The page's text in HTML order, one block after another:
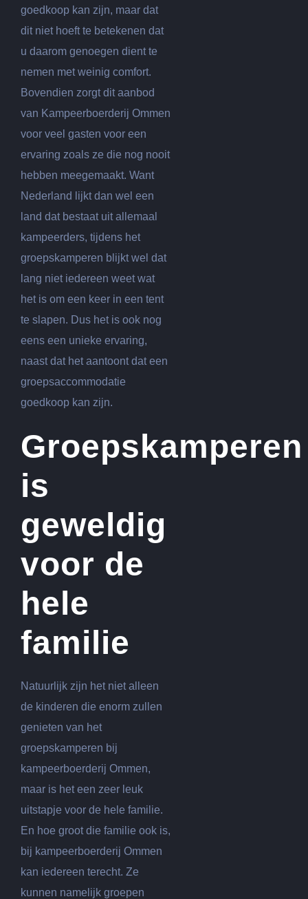
goedkoop kan zijn, maar dat
dit niet hoeft te betekenen dat
u daarom genoegen dient te
nemen met weinig comfort.
Bovendien zorgt dit aanbod
van Kampeerboerderij Ommen
voor veel gasten voor een
ervaring zoals ze die nog nooit
hebben meegemaakt. Want
Nederland lijkt dan wel een
land dat bestaat uit allemaal
kampeerders, tijdens het
groepskamperen blijkt wel dat
lang niet iedereen weet wat
het is om een keer in een tent
te slapen. Dus het is ook nog
eens een unieke ervaring,
naast dat het aantoont dat een
groepsaccommodatie
goedkoop kan zijn.
Groepskamperen
is
geweldig
voor de
hele
familie
Natuurlijk zijn het niet alleen
de kinderen die enorm zullen
genieten van het
groepskamperen bij
kampeerboerderij Ommen,
maar is het een zeer leuk
uitstapje voor de hele familie.
En hoe groot die familie ook is,
bij kampeerboerderij Ommen
kan iedereen terecht. Ze
kunnen namelijk groepen